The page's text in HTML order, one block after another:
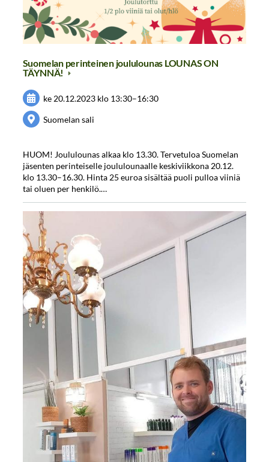
Suomelan perinteinen joululounas LOUNAS ON
TÄYNNÄ!
ke 20.12.2023 klo 13:30–16:30
Suomelan sali
HUOM! Joululounas alkaa klo 13.30. Tervetuloa Suomelan
jäsenten perinteiselle joululounaalle keskiviikkona 20.12.
klo 13.30–16.30. Hinta 25 euroa sisältää puoli pulloa viiniä
tai oluen per henkilö.…